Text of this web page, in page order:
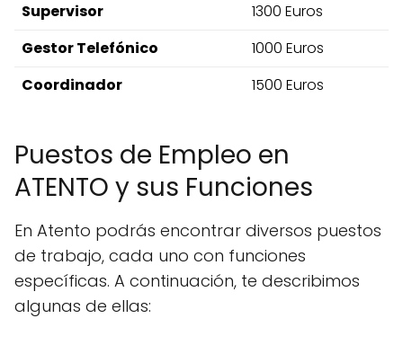
Supervisor
1300 Euros
Gestor Telefónico
1000 Euros
Coordinador
1500 Euros
Puestos de Empleo en
ATENTO y sus Funciones
En Atento podrás encontrar diversos puestos
de trabajo, cada uno con funciones
específicas. A continuación, te describimos
algunas de ellas: